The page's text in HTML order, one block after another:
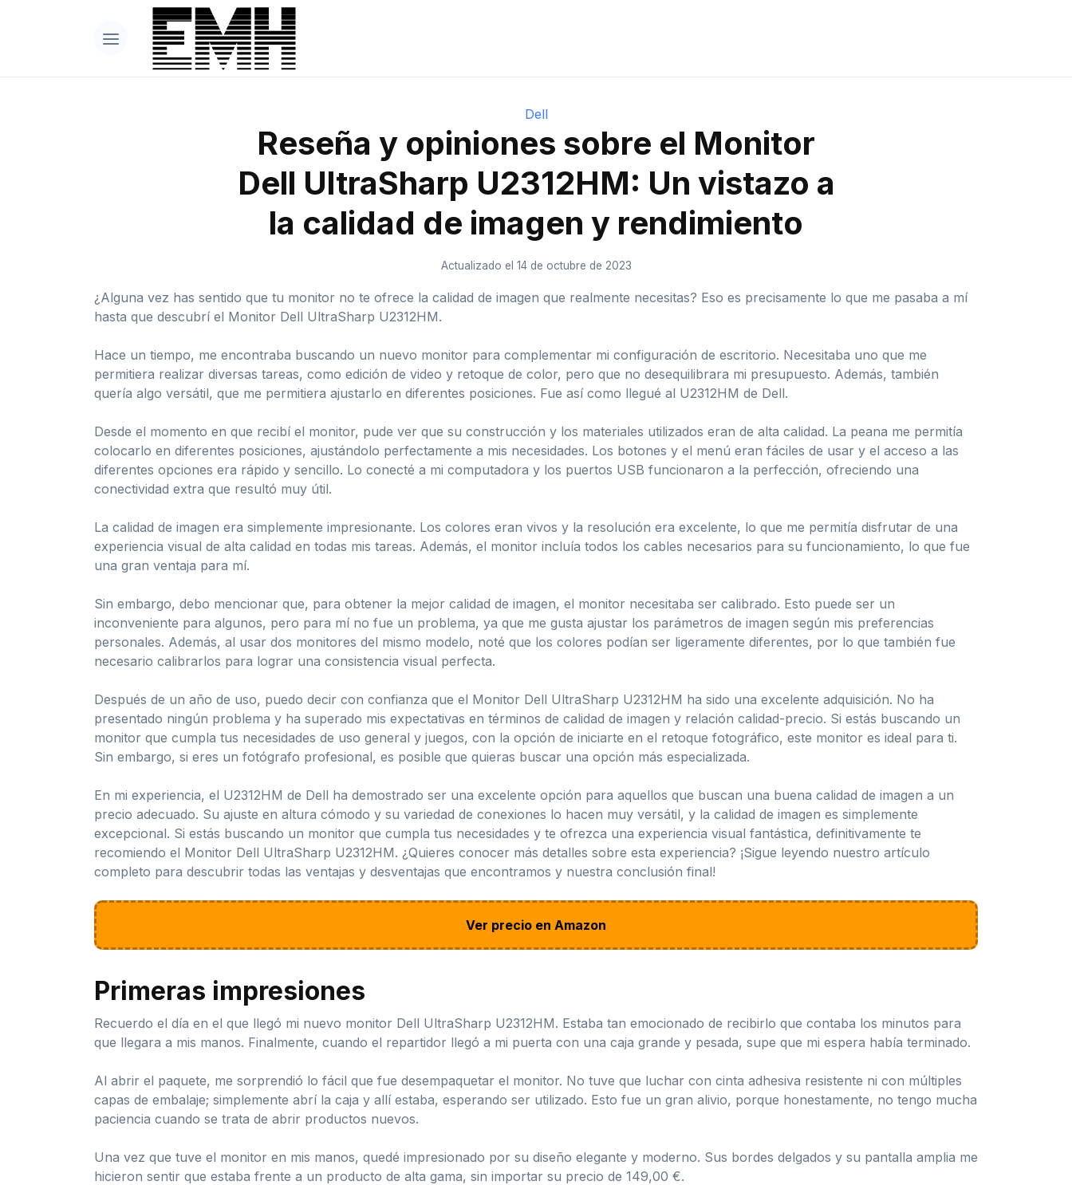
Dell
Reseña y opiniones sobre el Monitor
Dell UltraSharp U2312HM: Un vistazo a
la calidad de imagen y rendimiento
Actualizado el 14 de octubre de 2023
¿Alguna vez has sentido que tu monitor no te ofrece la calidad de imagen que realmente necesitas? Eso es precisamente lo que me pasaba a mí
hasta que descubrí el Monitor Dell UltraSharp U2312HM.
Hace un tiempo, me encontraba buscando un nuevo monitor para complementar mi configuración de escritorio. Necesitaba uno que me
permitiera realizar diversas tareas, como edición de video y retoque de color, pero que no desequilibrara mi presupuesto. Además, también
quería algo versátil, que me permitiera ajustarlo en diferentes posiciones. Fue así como llegué al U2312HM de Dell.
Desde el momento en que recibí el monitor, pude ver que su construcción y los materiales utilizados eran de alta calidad. La peana me permitía
colocarlo en diferentes posiciones, ajustándolo perfectamente a mis necesidades. Los botones y el menú eran fáciles de usar y el acceso a las
diferentes opciones era rápido y sencillo. Lo conecté a mi computadora y los puertos USB funcionaron a la perfección, ofreciendo una
conectividad extra que resultó muy útil.
La calidad de imagen era simplemente impresionante. Los colores eran vivos y la resolución era excelente, lo que me permitía disfrutar de una
experiencia visual de alta calidad en todas mis tareas. Además, el monitor incluía todos los cables necesarios para su funcionamiento, lo que fue
una gran ventaja para mí.
Sin embargo, debo mencionar que, para obtener la mejor calidad de imagen, el monitor necesitaba ser calibrado. Esto puede ser un
inconveniente para algunos, pero para mí no fue un problema, ya que me gusta ajustar los parámetros de imagen según mis preferencias
personales. Además, al usar dos monitores del mismo modelo, noté que los colores podían ser ligeramente diferentes, por lo que también fue
necesario calibrarlos para lograr una consistencia visual perfecta.
Después de un año de uso, puedo decir con confianza que el Monitor Dell UltraSharp U2312HM ha sido una excelente adquisición. No ha
presentado ningún problema y ha superado mis expectativas en términos de calidad de imagen y relación calidad-precio. Si estás buscando un
monitor que cumpla tus necesidades de uso general y juegos, con la opción de iniciarte en el retoque fotográfico, este monitor es ideal para ti.
Sin embargo, si eres un fotógrafo profesional, es posible que quieras buscar una opción más especializada.
En mi experiencia, el U2312HM de Dell ha demostrado ser una excelente opción para aquellos que buscan una buena calidad de imagen a un
precio adecuado. Su ajuste en altura cómodo y su variedad de conexiones lo hacen muy versátil, y la calidad de imagen es simplemente
excepcional. Si estás buscando un monitor que cumpla tus necesidades y te ofrezca una experiencia visual fantástica, definitivamente te
recomiendo el Monitor Dell UltraSharp U2312HM. ¿Quieres conocer más detalles sobre esta experiencia? ¡Sigue leyendo nuestro artículo
completo para descubrir todas las ventajas y desventajas que encontramos y nuestra conclusión final!
Ver precio en Amazon
Primeras impresiones
Recuerdo el día en el que llegó mi nuevo monitor Dell UltraSharp U2312HM. Estaba tan emocionado de recibirlo que contaba los minutos para
que llegara a mis manos. Finalmente, cuando el repartidor llegó a mi puerta con una caja grande y pesada, supe que mi espera había terminado.
Al abrir el paquete, me sorprendió lo fácil que fue desempaquetar el monitor. No tuve que luchar con cinta adhesiva resistente ni con múltiples
capas de embalaje; simplemente abrí la caja y allí estaba, esperando ser utilizado. Esto fue un gran alivio, porque honestamente, no tengo mucha
paciencia cuando se trata de abrir productos nuevos.
Una vez que tuve el monitor en mis manos, quedé impresionado por su diseño elegante y moderno. Sus bordes delgados y su pantalla amplia me
hicieron sentir que estaba frente a un producto de alta gama, sin importar su precio de 149,00 €.